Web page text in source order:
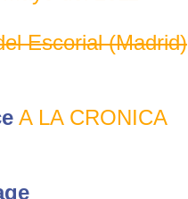
Escorial (Madrid)
A LA CRONICA